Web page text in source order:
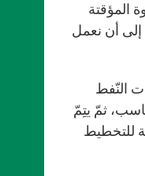
المؤقتة
إلى أن نعمل
النّفط
ثمّ يتِمّ
للتخطيط